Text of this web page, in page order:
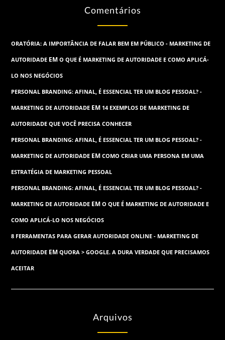
Comentários
ORATÓRIA: A IMPORTÂNCIA DE FALAR BEM EM PÚBLICO - MARKETING DE
AUTORIDADE EMO QUE É MARKETING DE AUTORIDADE E COMO APLICÁ-
LO NOS NEGÓCIOS
PERSONAL BRANDING: AFINAL, É ESSENCIAL TER UM BLOG PESSOAL? -
MARKETING DE AUTORIDADE EM 14 EXEMPLOS DE MARKETING DE
AUTORIDADE QUE VOCÊ PRECISA CONHECER
PERSONAL BRANDING: AFINAL, É ESSENCIAL TER UM BLOG PESSOAL? -
MARKETING DE AUTORIDADE EMCOMO CRIAR UMA PERSONA EM UMA
ESTRATÉGIA DE MARKETING PESSOAL
PERSONAL BRANDING: AFINAL, É ESSENCIAL TER UM BLOG PESSOAL? -
MARKETING DE AUTORIDADE EMO QUE É MARKETING DE AUTORIDADE E
COMO APLICÁ-LO NOS NEGÓCIOS
8 FERRAMENTAS PARA GERAR AUTORIDADE ONLINE - MARKETING DE
AUTORIDADE EMQUORA > GOOGLE. A DURA VERDADE QUE PRECISAMOS
ACEITAR
Arquivos